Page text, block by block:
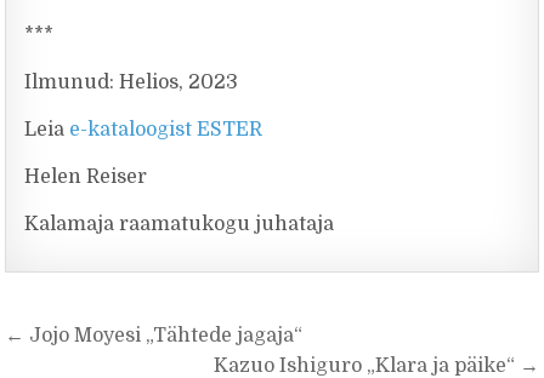
***
Ilmunud: Helios, 2023
Leia e-kataloogist ESTER
Helen Reiser
Kalamaja raamatukogu juhataja
Navigeerimine
← Jojo Moyesi „Tähtede jagaja“
Kazuo Ishiguro „Klara ja päike“ →